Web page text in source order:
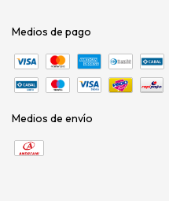
Medios de pago
Medios de envío